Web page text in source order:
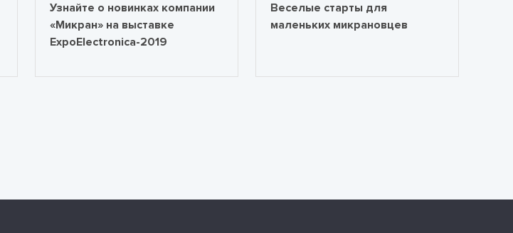
Узнайте о новинках компании
«Микран» на выставке
ExpoElectronica-2019
Веселые старты для
маленьких микрановцев